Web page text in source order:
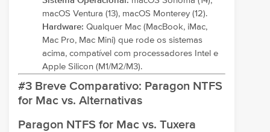
macOS Ventura (13), macOS Monterey (12).
Hardware: Qualquer Mac (MacBook, iMac,
Mac Pro, Mac Mini) que rode os sistemas
acima, compatível com processadores Intel e
Apple Silicon (M1/M2/M3).
#3 Breve Comparativo: Paragon NTFS
for Mac vs. Alternativas
Paragon NTFS for Mac vs. Tuxera